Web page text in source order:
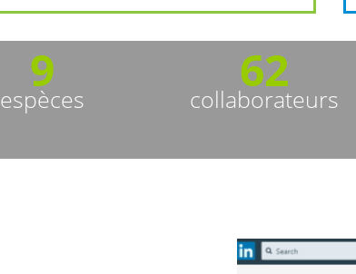
9 62
espèces collaborateurs